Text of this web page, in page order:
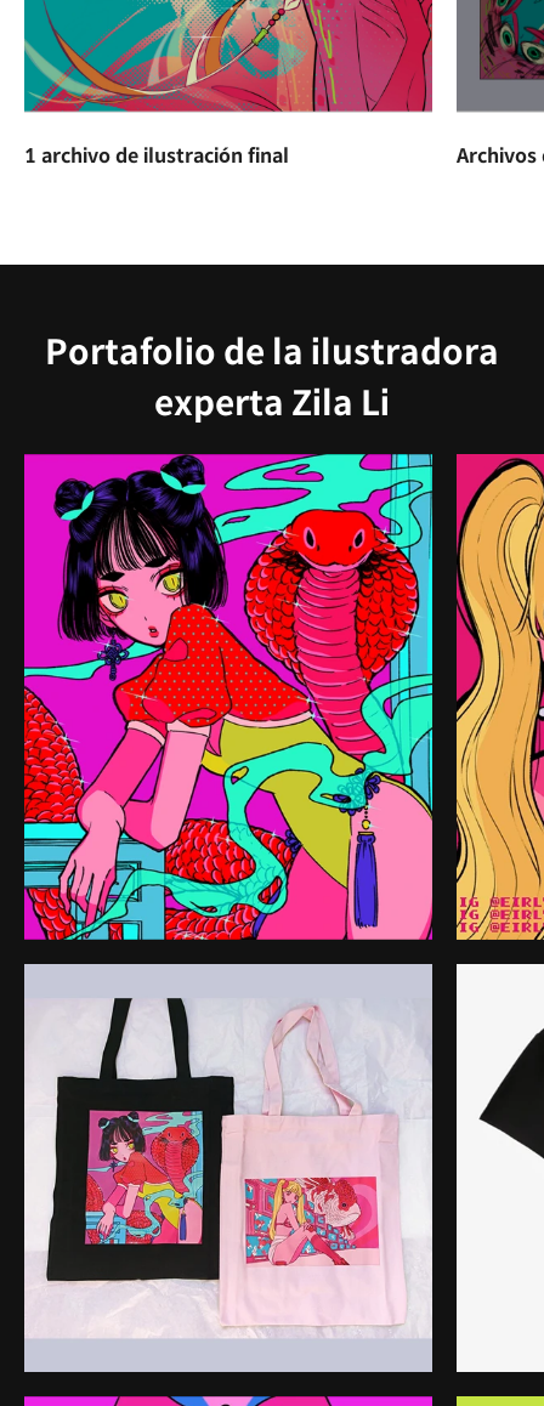
1 archivo de ilustración final Archivos
Portafolio de la ilustradora
experta Zila Li